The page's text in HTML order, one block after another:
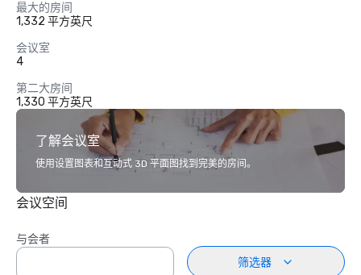
最大的房间
1,332 平方英尺
会议室
4
第二大房间
1,330 平方英尺
了解会议室
使用设置图表和互动式 3D 平面图找到完美的房间。
会议空间
与会者
筛选器